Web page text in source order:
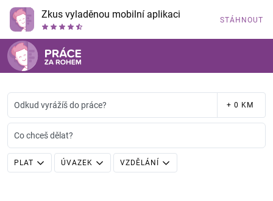
Zkus vyladěnou mobilní aplikaci STÁHNOUT
Odkud vyrážíš do práce? + 0 KM
Co chceš dělat?
PLAT ÚVAZEK VZDĚLÁNÍ